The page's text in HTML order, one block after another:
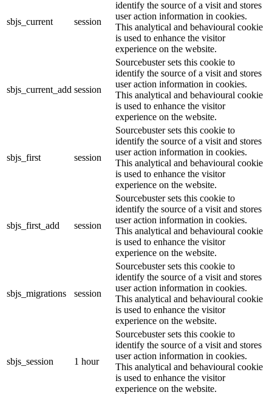
sbjs_current session
identify the source of a visit and stores
user action information in cookies.
This analytical and behavioural cookie
is used to enhance the visitor
experience on the website.
sbjs_current_add session
Sourcebuster sets this cookie to
identify the source of a visit and stores
user action information in cookies.
This analytical and behavioural cookie
is used to enhance the visitor
experience on the website.
sbjs_first session
Sourcebuster sets this cookie to
identify the source of a visit and stores
user action information in cookies.
This analytical and behavioural cookie
is used to enhance the visitor
experience on the website.
sbjs_first_add session
Sourcebuster sets this cookie to
identify the source of a visit and stores
user action information in cookies.
This analytical and behavioural cookie
is used to enhance the visitor
experience on the website.
sbjs_migrations session
Sourcebuster sets this cookie to
identify the source of a visit and stores
user action information in cookies.
This analytical and behavioural cookie
is used to enhance the visitor
experience on the website.
sbjs_session 1 hour
Sourcebuster sets this cookie to
identify the source of a visit and stores
user action information in cookies.
This analytical and behavioural cookie
is used to enhance the visitor
experience on the website.